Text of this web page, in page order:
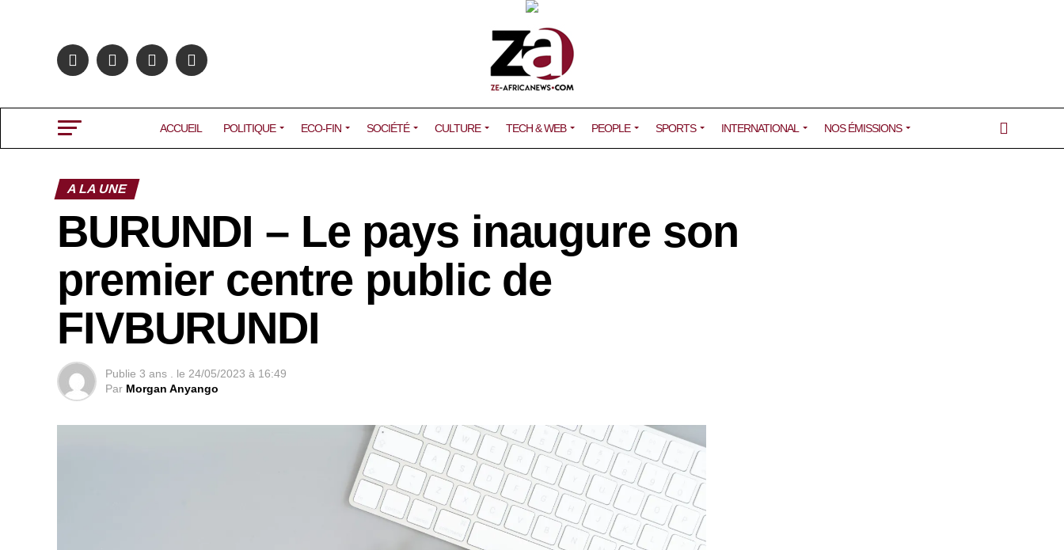
ACCUEIL POLITIQUE ECO-FIN SOCIÉTÉ CULTURE TECH & WEB PEOPLE SPORTS INTERNATIONAL NOS ÉMISSIONS
A LA UNE
BURUNDI – Le pays inaugure son
premier centre public de
FIVBURUNDI
Publie 3 ans . le 24/05/2023 à 16:49
Par Morgan Anyango